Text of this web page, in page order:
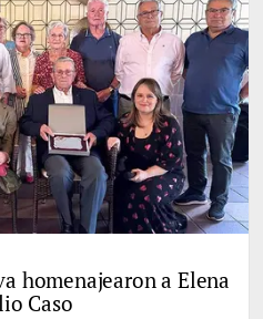
homenajearon a Elena
Caso